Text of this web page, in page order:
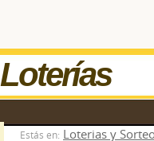
Loterías
Estás en: Loterias y